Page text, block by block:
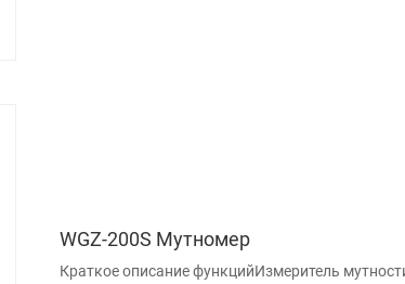
WGZ-200S Мутномер
Краткое описание функцийИзмеритель